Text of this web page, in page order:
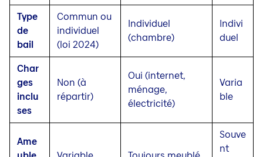
Type
de
bail
Commun ou
individuel
(loi 2024)
Individuel
(chambre)
Indivi
duel
Char
ges
inclu
ses
Non (à
répartir)
Oui (internet,
ménage,
électricité)
Varia
ble
Ame
Souve
nt